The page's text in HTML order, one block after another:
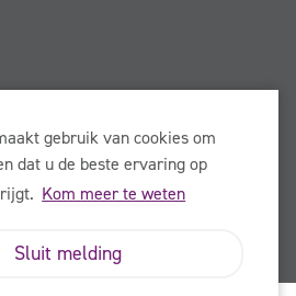
gebruik van cookies om
dat u de beste ervaring op
Kom meer te weten
Sluit melding
2026